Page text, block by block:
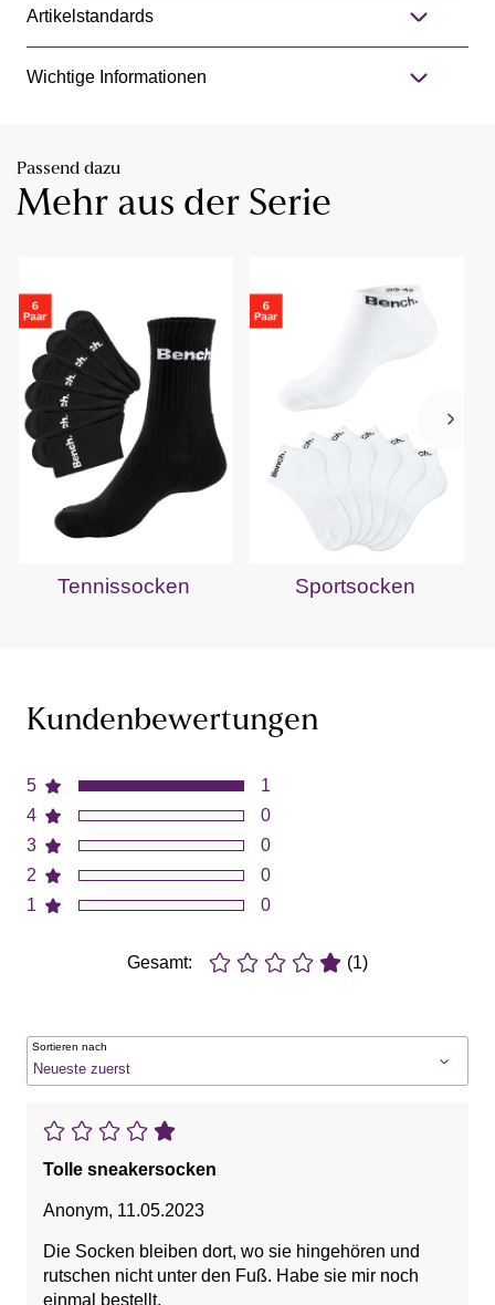
Artikelstandards
Wichtige Informationen
Passend dazu
Mehr aus der Serie
Tennissocken Sportsocken
Kundenbewertungen
5
4
3
2
1
1
0
0
0
0
Gesamt: (1)
Sortieren nach
Tolle sneakersocken
Anonym, 11.05.2023
Die Socken bleiben dort, wo sie hingehören und
rutschen nicht unter den Fuß. Habe sie mir noch
einmal bestellt.